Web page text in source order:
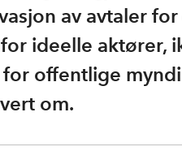
av avtaler
ideelle aktører,
offentlige
om.